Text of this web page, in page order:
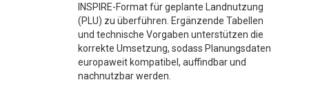
INSPIRE-Format für geplante Landnutzung
(PLU) zu überführen. Ergänzende Tabellen
und technische Vorgaben unterstützen die
korrekte Umsetzung, sodass Planungsdaten
europaweit kompatibel, auffindbar und
nachnutzbar werden.